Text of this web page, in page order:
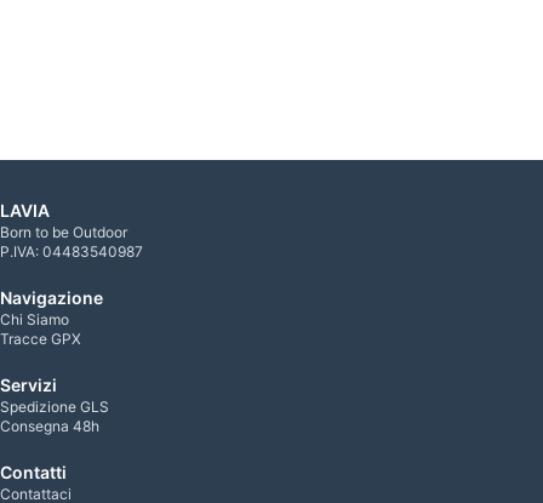
LAVIA
Born to be Outdoor
P.IVA: 04483540987
Navigazione
Chi Siamo
Tracce GPX
Servizi
Spedizione GLS
Consegna 48h
Contatti
Contattaci